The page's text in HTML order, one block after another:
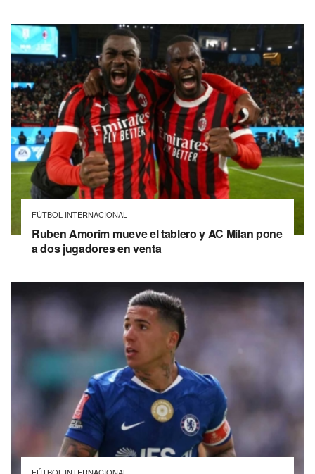
FÚTBOL INTERNACIONAL
Ruben Amorim mueve el tablero y AC Milan pone
a dos jugadores en venta
FÚTBOL INTERNACIONAL